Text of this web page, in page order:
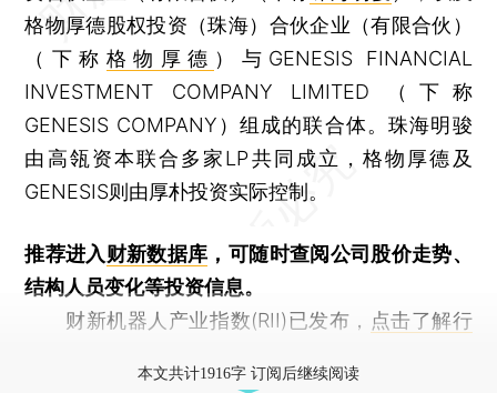
格物厚德股权投资（珠海）合伙企业（有限合伙）
（下称 格物厚德 ）与GENESIS FINANCIAL
INVESTMENT COMPANY LIMITED （下称
GENESIS COMPANY）组成的联合体。珠海明骏
由高瓴资本联合多家LP共同成立，格物厚德及
GENESIS则由厚朴投资实际控制。
推荐进入财新数据库 ，可随时查阅公司股价走势、
结构人员变化等投资信息。
财新机器人产业指数(RII)已发布， 点击了解行
本文共计1916字 订阅后继续阅读